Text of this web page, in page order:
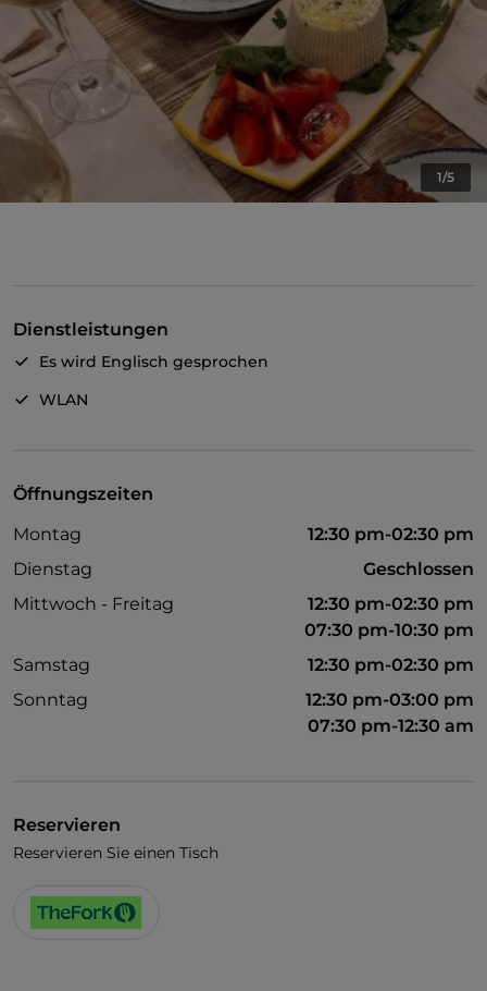
1/5
Dienstleistungen
Es wird Englisch gesprochen
WLAN
Öffnungszeiten
Montag
12:30 pm-02:30 pm
Dienstag
Geschlossen
Mittwoch - Freitag
12:30 pm-02:30 pm
07:30 pm-10:30 pm
Samstag
12:30 pm-02:30 pm
Sonntag
12:30 pm-03:00 pm
07:30 pm-12:30 am
Reservieren
Reservieren Sie einen Tisch